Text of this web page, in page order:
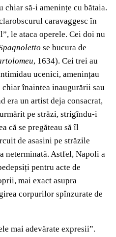
chiar să-i amenințe cu bătaia.
caravaggesc în
le ataca operele. Cei doi nu
se bucura de
, 1634). Cei trei au
ucenici, amenințau
înaintea inaugurării sau
era un artist deja consacrat,
pe străzi, strigîndu-i
că se pregăteau să îl
de asasini pe străzile
neterminată. Astfel, Napoli a
pentru acte de
mai exact asupra
corpurilor spînzurate de
mai adevărate expresii”.